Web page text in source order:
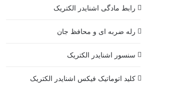
رابط مادگی اشنایدر الکتریک
رله ضربه ای و محافظ جان
سنسور اشنایدر الکتریک
کلید اتوماتیک فیکس اشنایدر الکتریک